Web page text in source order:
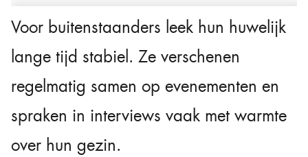
Voor buitenstaanders leek hun huwelijk
lange tijd stabiel. Ze verschenen
regelmatig samen op evenementen en
spraken in interviews vaak met warmte
over hun gezin.